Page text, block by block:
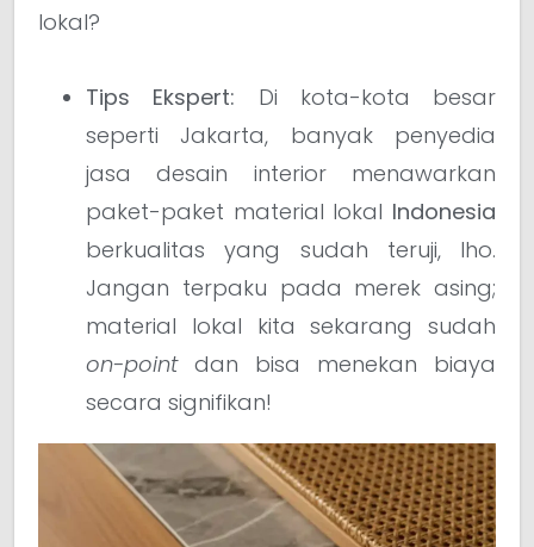
lokal?
Tips Ekspert: Di kota-kota besar
seperti Jakarta, banyak penyedia
jasa desain interior menawarkan
paket-paket material lokal Indonesia
berkualitas yang sudah teruji, lho.
Jangan terpaku pada merek asing;
material lokal kita sekarang sudah
on-pointdan bisa menekan biaya
secara signifikan!